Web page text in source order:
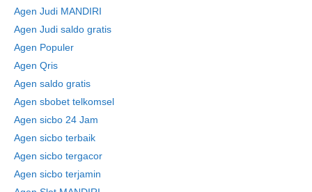
Agen Judi MANDIRI
Agen Judi saldo gratis
Agen Populer
Agen Qris
Agen saldo gratis
Agen sbobet telkomsel
Agen sicbo 24 Jam
Agen sicbo terbaik
Agen sicbo tergacor
Agen sicbo terjamin